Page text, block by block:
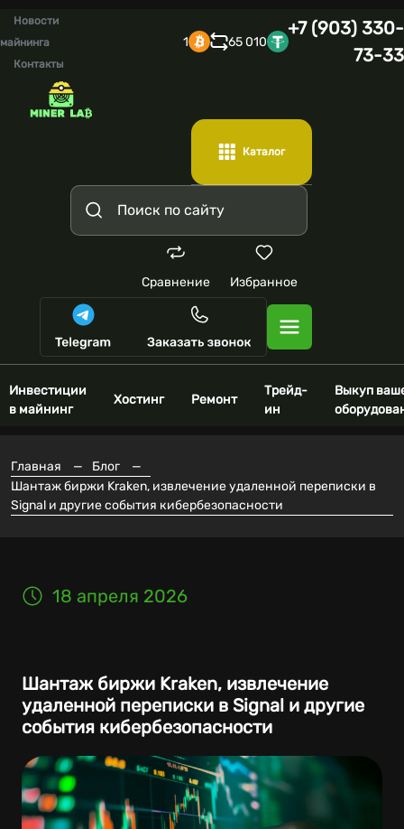
Новости
майнинга
Контакты
1 65 010
+7 (903) 330-
73-33
Каталог
Сравнение Избранное
Инвестиции
в майнинг
Хостинг Ремонт
Трейд-
ин
Выкуп
Главная — Блог
—
Шантаж биржи Kraken, извлечение удаленной переписки в
Signal и другие события кибербезопасности
18 апреля 2026
Шантаж биржи Kraken, извлечение
удаленной переписки в Signal и другие
события кибербезопасности